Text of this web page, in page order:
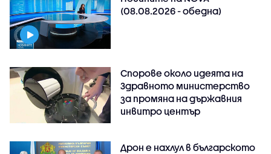
(08.08.2026 - обедна)
Спорове около идеята на
Здравното министерство
за промяна на държавния
инвитро център
Дрон е нахлул в българското